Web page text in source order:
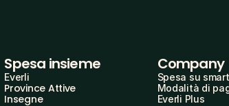
Spesa insieme
Everli
Province Attive
Insegne
Company
Spesa su
Modalità di
Everli Plus